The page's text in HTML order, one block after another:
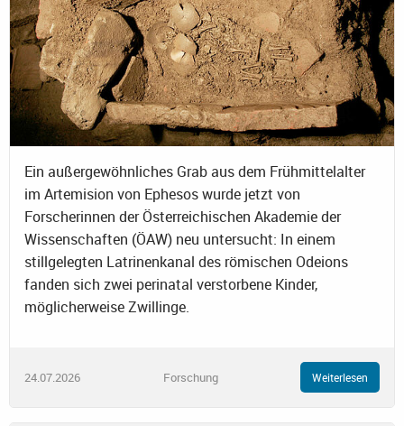
Ein außergewöhnliches Grab aus dem Frühmittelalter
im Artemision von Ephesos wurde jetzt von
Forscherinnen der Österreichischen Akademie der
Wissenschaften (ÖAW) neu untersucht: In einem
stillgelegten Latrinenkanal des römischen Odeions
fanden sich zwei perinatal verstorbene Kinder,
möglicherweise Zwillinge.
24.07.2026 Forschung Weiterlesen